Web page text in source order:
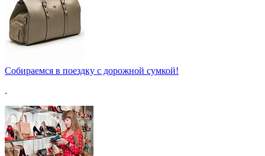
Собираемся в поездку с дорожной сумкой!
.